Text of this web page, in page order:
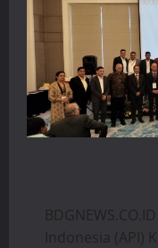
Indonesia (API)